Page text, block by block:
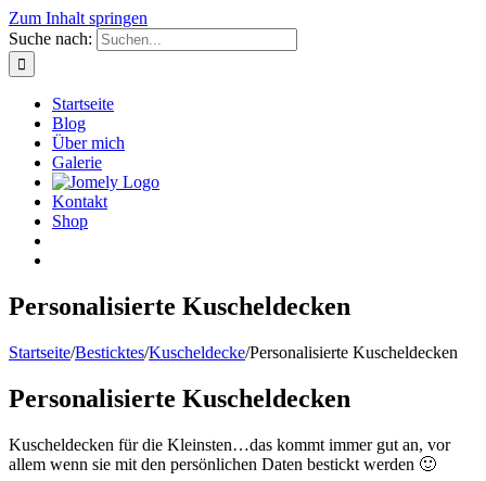
Zum Inhalt springen
Suche nach:
Startseite
Blog
Über mich
Galerie
Kontakt
Shop
Personalisierte Kuscheldecken
Startseite/Besticktes/Kuscheldecke/Personalisierte Kuscheldecken
Personalisierte Kuscheldecken
Kuscheldecken für die Kleinsten…das kommt immer gut an, vor
allem wenn sie mit den persönlichen Daten bestickt werden 🙂